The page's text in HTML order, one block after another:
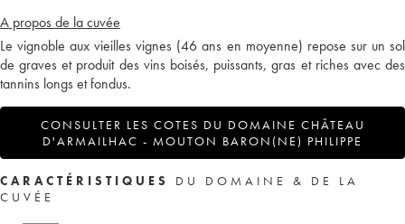
A propos de la cuvée
Le vignoble aux vieilles vignes (46 ans en moyenne) repose sur un sol
de graves et produit des vins boisés, puissants, gras et riches avec des
tannins longs et fondus.
CONSULTER LES COTES DU DOMAINE CHÂTEAU
D'ARMAILHAC - MOUTON BARON(NE) PHILIPPE
CARACTÉRISTIQUES
DU DOMAINE & DE LA
CUVÉE